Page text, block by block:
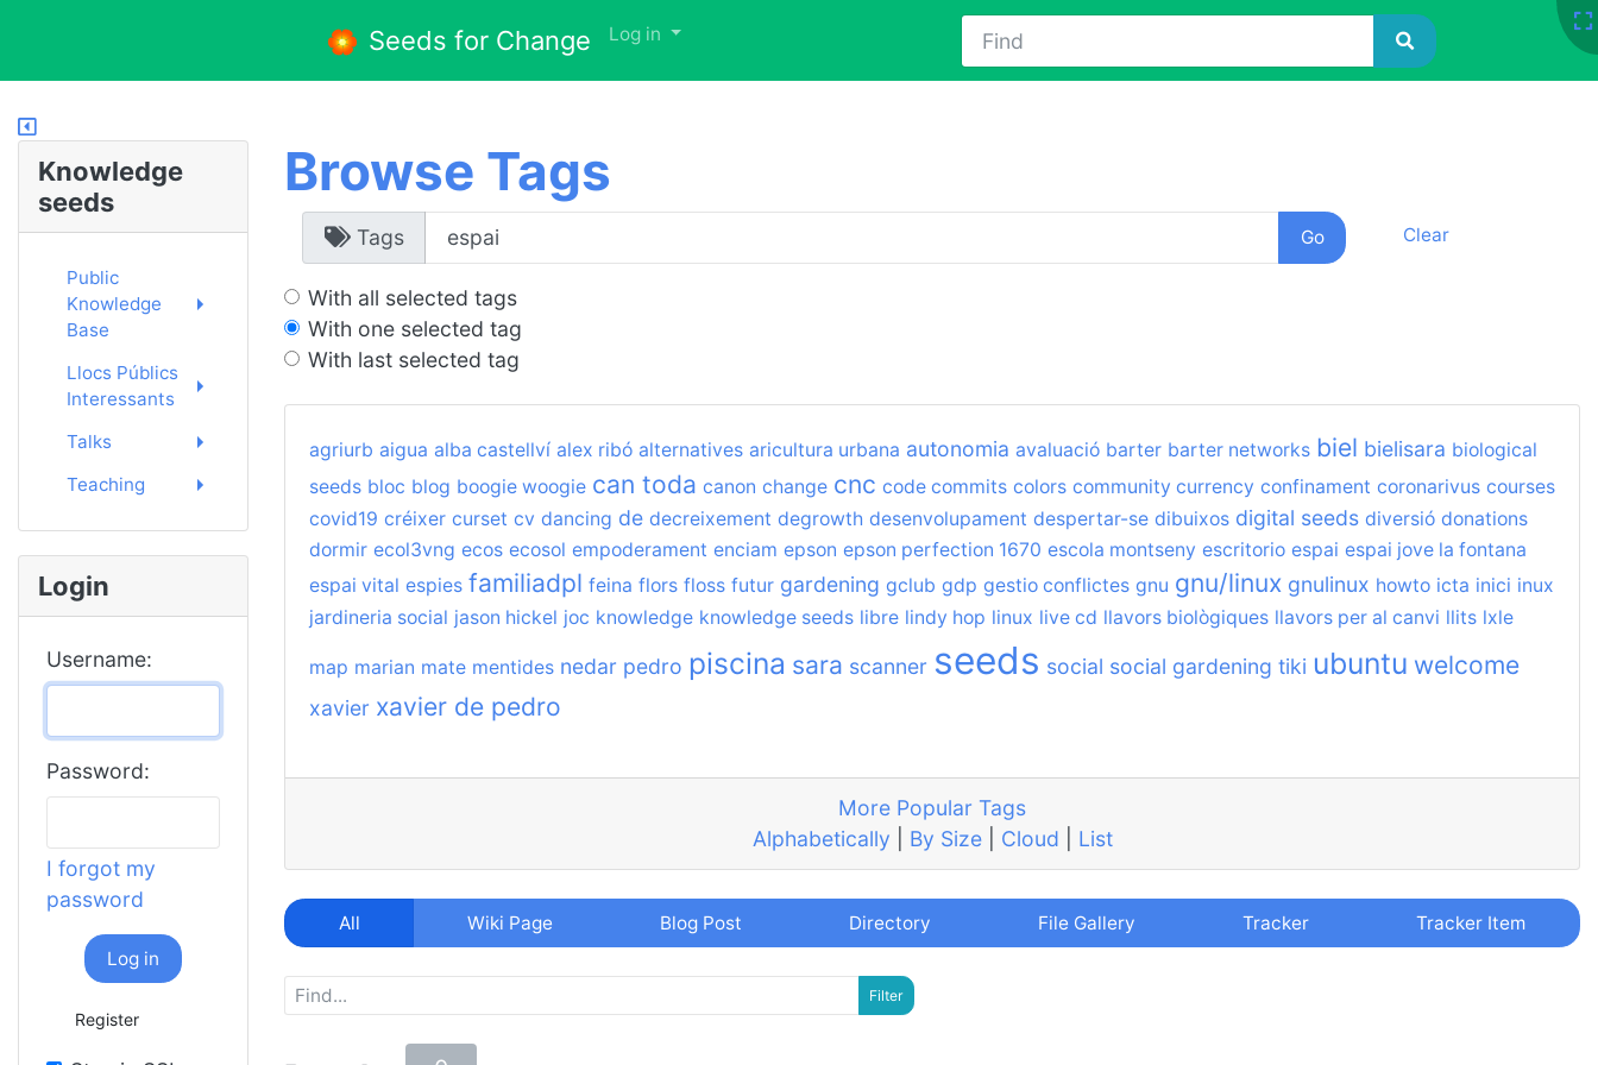
Browse Tags
Tags Clear
With all selected tags
With one selected tag
With last selected tag
agriurb aigua alba castellví alex ribó alternatives aricultura urbana autonomia avaluació barter barter networks biel bielisara biological
seeds bloc blog boogie woogie can toda canon change cnc code commits colors community currency confinament coronarivus courses
covid19 créixer curset cv dancing de decreixement degrowth desenvolupament despertar-se dibuixos digital seeds diversió donations
dormir ecol3vng ecos ecosol empoderament enciam epson epson perfection 1670 escola montseny escritorio espai espai jove la fontana
espai vital espies familiadpl feina flors floss futur gardening gclub gdp gestio conflictes gnu gnu/linux gnulinux howto icta inici inux
jardineria social jason hickel joc knowledge knowledge seeds libre lindy hop linux live cd llavors biològiques llavors per al canvi llits lxle
map marian mate mentides nedar pedro piscina sara scanner seeds social social gardening tiki ubuntu welcome
xavier xavier de pedro
More Popular Tags
Alphabetically
By Size| Cloud List
All Wiki Page Blog Post Directory File Gallery Tracker Tracker Item
Knowledge
seeds
Public
Knowledge
Base
Llocs Públics
Interessants
Talks
Teaching
Login
Username:
Password:
I forgot my
password
Log in
Register
Seeds for Change Log in Find